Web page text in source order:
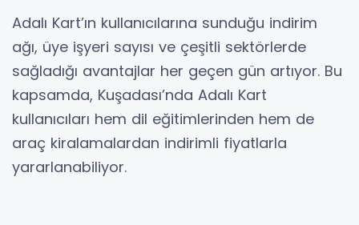
Adalı Kart’ın kullanıcılarına sunduğu indirim
ağı, üye işyeri sayısı ve çeşitli sektörlerde
sağladığı avantajlar her geçen gün artıyor. Bu
kapsamda, Kuşadası’nda Adalı Kart
kullanıcıları hem dil eğitimlerinden hem de
araç kiralamalardan indirimli fiyatlarla
yararlanabiliyor.